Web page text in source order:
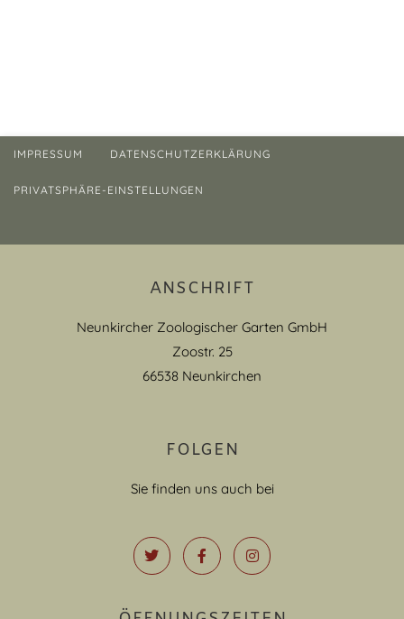
IMPRESSUM DATENSCHUTZERKLÄRUNG
PRIVATSPHÄRE-EINSTELLUNGEN
ANSCHRIFT
Neunkircher Zoologischer Garten GmbH
Zoostr. 25
66538 Neunkirchen
FOLGEN
Sie finden uns auch bei